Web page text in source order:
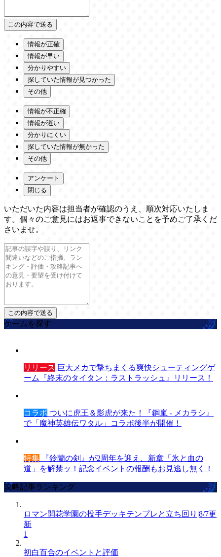
情報が正確
情報が早い
分かりやすい
探していた情報が見つかった
その他
情報が不正確
情報が遅い
分かりにくい
探していた情報が無かった
その他
アンケート
閉じる
いただいた内容は担当者が確認のうえ、順次対応いたしま
す。個々のご意見にはお返事できないことを予めご了承くだ
さいませ。
ゲームを探す
リリース 巨大メカで撃ちまくる爽快シューティングゲ
ーム『終末のタイタン：ラストラッシュ』リリース！
コラボ ついに虎王＆影虎が来た！『鋼嵐 - メカラシ』
で「魔神英雄伝ワタル」コラボ後半が開催！
特集 『鈴蘭の剣』が2周年を迎え、新章「氷と血の
道」を解禁ッ！記念イベントの報酬もお見逃し無く！
攻略記事ランキング
ロマン開花学園の投手デッキテンプレと立ち回り|8/7更
新
1
初白百合のイベントと評価